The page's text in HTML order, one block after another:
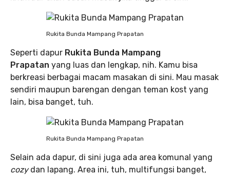
Rukita Bunda Mampang Prapatan
Seperti dapur Rukita Bunda Mampang
Prapatan yang luas dan lengkap, nih. Kamu bisa
berkreasi berbagai macam masakan di sini. Mau masak
sendiri maupun barengan dengan teman kost yang
lain, bisa banget, tuh.
Rukita Bunda Mampang Prapatan
Selain ada dapur, di sini juga ada area komunal yang
cozydan lapang. Area ini, tuh, multifungsi banget,